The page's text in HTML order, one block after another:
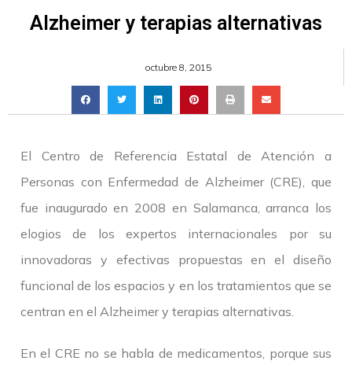
Alzheimer y terapias alternativas
octubre 8, 2015
El Centro de Referencia Estatal de Atención a
Personas con Enfermedad de Alzheimer (CRE), que
fue inaugurado en 2008 en Salamanca, arranca los
elogios de los expertos internacionales por su
innovadoras y efectivas propuestas en el diseño
funcional de los espacios y en los tratamientos que se
centran en el Alzheimer y terapias alternativas.
En el CRE no se habla de medicamentos, porque sus